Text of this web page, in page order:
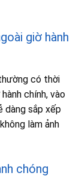
giờ hành
có thời
chính, vào
dàng sắp xếp
làm ảnh
chóng